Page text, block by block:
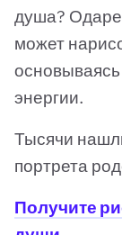
душа?
может
энергии.
Тысячи
портрета
Получите